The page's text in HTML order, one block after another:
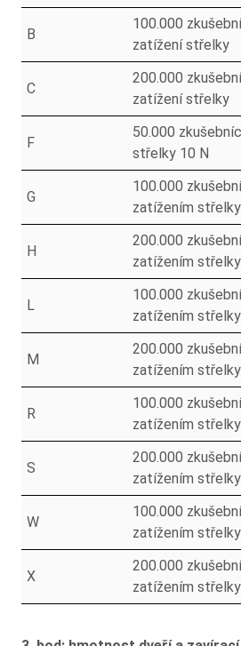
B
100.000
zatížení střelky
C
200.000
zatížení střelky
F
50.000
střelky 10 N
G
100.000
zatížením
H
200.000
zatížením
L
100.000
zatížením
M
200.000
zatížením
R
100.000
zatížením
S
200.000
zatížením
W
100.000
zatížením
X
200.000
zatížením